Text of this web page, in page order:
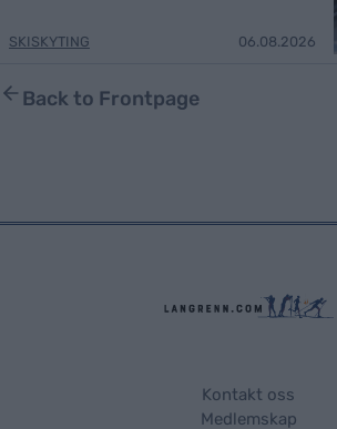
SKISKYTING 06.08.2026
Back to Frontpage
Kontakt oss
Medlemskap